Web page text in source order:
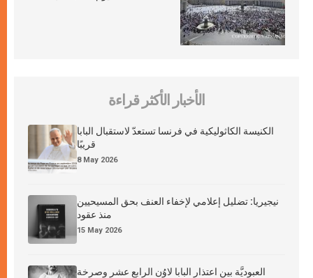
الأخبار الأكثر قراءة
الكنيسة الكاثوليكية في فرنسا تستعدّ لاستقبال البابا
قريبًا
8 May 2026
نيجيريا: تضليل إعلامي لإخفاء العنف بحق المسيحيين
منذ عقود
15 May 2026
العبوديَّة بين اعتذار البابا لاوُن الرابع عشر وصرخة